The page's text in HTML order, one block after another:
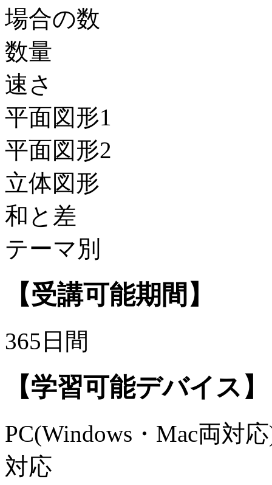
場合の数
数量
速さ
平面図形1
平面図形2
立体図形
和と差
テーマ別
【受講可能期間】
365日間
【学習可能デバイス】
PC(Windows・Mac両対
対応